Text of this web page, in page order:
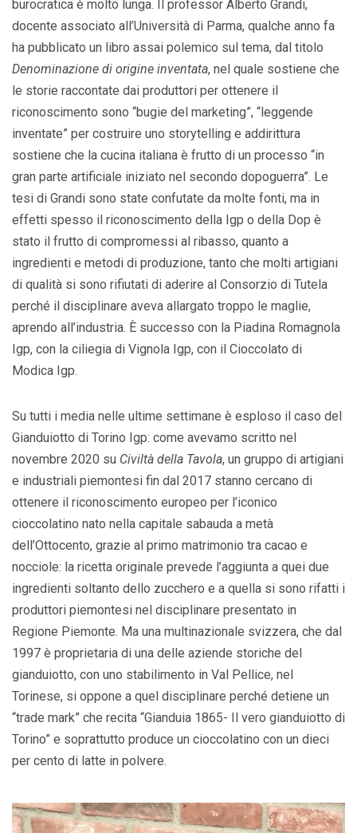
burocratica è molto lunga. Il professor Alberto Grandi,
docente associato all’Università di Parma, qualche anno fa
ha pubblicato un libro assai polemico sul tema, dal titolo
Denominazione di origine inventata, nel quale sostiene che
le storie raccontate dai produttori per ottenere il
riconoscimento sono “bugie del marketing”, “leggende
inventate” per costruire uno storytelling e addirittura
sostiene che la cucina italiana è frutto di un processo “in
gran parte artificiale iniziato nel secondo dopoguerra”. Le
tesi di Grandi sono state confutate da molte fonti, ma in
effetti spesso il riconoscimento della Igp o della Dop è
stato il frutto di compromessi al ribasso, quanto a
ingredienti e metodi di produzione, tanto che molti artigiani
di qualità si sono rifiutati di aderire al Consorzio di Tutela
perché il disciplinare aveva allargato troppo le maglie,
aprendo all’industria. È successo con la Piadina Romagnola
Igp, con la ciliegia di Vignola Igp, con il Cioccolato di
Modica Igp.
Su tutti i media nelle ultime settimane è esploso il caso del
Gianduiotto di Torino Igp: come avevamo scritto nel
novembre 2020 su Civiltà della Tavola, un gruppo di artigiani
e industriali piemontesi fin dal 2017 stanno cercano di
ottenere il riconoscimento europeo per l’iconico
cioccolatino nato nella capitale sabauda a metà
dell’Ottocento, grazie al primo matrimonio tra cacao e
nocciole: la ricetta originale prevede l’aggiunta a quei due
ingredienti soltanto dello zucchero e a quella si sono rifatti i
produttori piemontesi nel disciplinare presentato in
Regione Piemonte. Ma una multinazionale svizzera, che dal
1997 è proprietaria di una delle aziende storiche del
gianduiotto, con uno stabilimento in Val Pellice, nel
Torinese, si oppone a quel disciplinare perché detiene un
“trade mark” che recita “Gianduia 1865- Il vero gianduiotto di
Torino” e soprattutto produce un cioccolatino con un dieci
per cento di latte in polvere.